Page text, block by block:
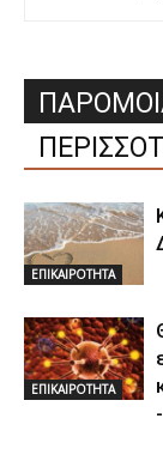
ΕΠΙΚΑΙΡΟΤΗΤΑ
ΕΠΙΚΑΙΡΟΤΗΤΑ